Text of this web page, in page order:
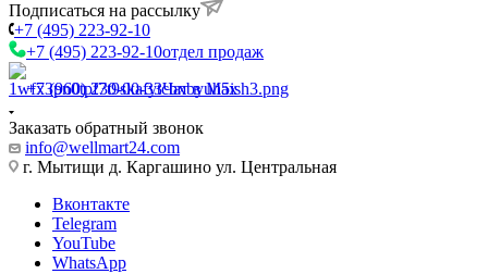
Подписаться на рассылку
+7 (495) 223-92-10
+7 (495) 223-92-10отдел продаж
+7 (960) 230-00-33Чат в Max
Заказать обратный звонок
info@wellmart24.com
г. Мытищи д. Каргашино ул. Центральная
Вконтакте
Telegram
YouTube
WhatsApp